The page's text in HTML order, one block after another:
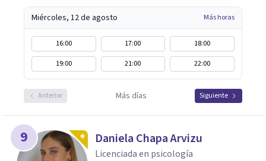
Miércoles, 12 de agosto Más horas
16:00 17:00
18:00
19:00
21:00 22:00
Anterior Más días Siguiente
9 Daniela Chapa Arvizu
Licenciada en psicología